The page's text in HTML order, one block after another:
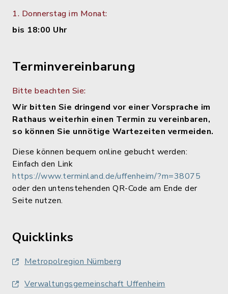
1. Donnerstag im Monat:
bis 18:00 Uhr
Terminvereinbarung
Bitte beachten Sie:
Wir bitten Sie dringend vor einer Vorsprache im
Rathaus weiterhin einen Termin zu vereinbaren,
so können Sie unnötige Wartezeiten vermeiden.
Diese können bequem online gebucht werden:
Einfach den Link
https://www.terminland.de/uffenheim/?m=38075
oder den untenstehenden QR-Code am Ende der
Seite nutzen.
Quicklinks
Metropolregion Nürnberg
Verwaltungsgemeinschaft Uffenheim